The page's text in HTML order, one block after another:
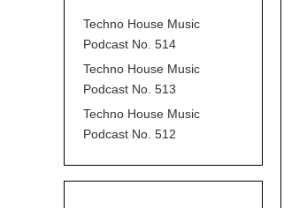
Techno House Music
Podcast No. 514
Techno House Music
Podcast No. 513
Techno House Music
Podcast No. 512